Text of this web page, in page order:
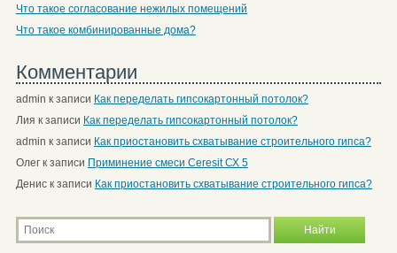
Что такое согласование нежилых помещений
Что такое комбинированные дома?
Комментарии
admin к записи Как переделать гипсокартонный потолок?
Лия к записи Как переделать гипсокартонный потолок?
admin к записи Как приостановить схватывание строительного гипса?
Олегк записи Приминение смеси Ceresit СХ 5
Дениск записи Как приостановить схватывание строительного гипса?